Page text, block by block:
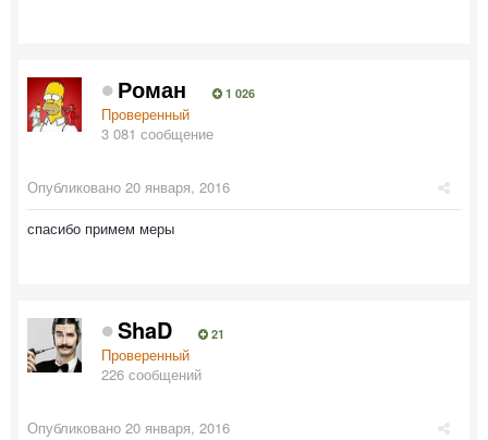
Роман 1 026
Проверенный
3 081 сообщение
Опубликовано 20 января, 2016
спасибо примем меры
ShaD 21
Проверенный
226 сообщений
Опубликовано 20 января, 2016